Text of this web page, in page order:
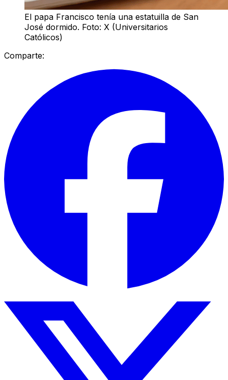
El papa Francisco tenía una estatuilla de San
José dormido. Foto: X (Universitarios
Católicos)
Comparte: